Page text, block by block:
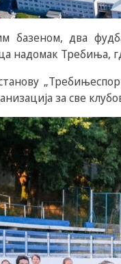
базеном, два
надомак Требиња,
за све